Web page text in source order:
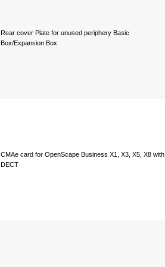
Rear cover Plate for unused periphery Basic
Box/Expansion Box
CMAe card for OpenScape Business X1, X3, X5, X8 with
DECT